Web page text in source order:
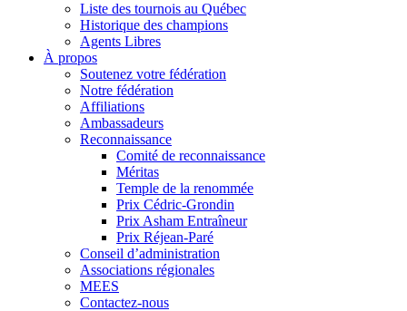
Liste des tournois au Québec
Historique des champions
Agents Libres
À propos
Soutenez votre fédération
Notre fédération
Affiliations
Ambassadeurs
Reconnaissance
Comité de reconnaissance
Méritas
Temple de la renommée
Prix Cédric-Grondin
Prix Asham Entraîneur
Prix Réjean-Paré
Conseil d’administration
Associations régionales
MEES
Contactez-nous